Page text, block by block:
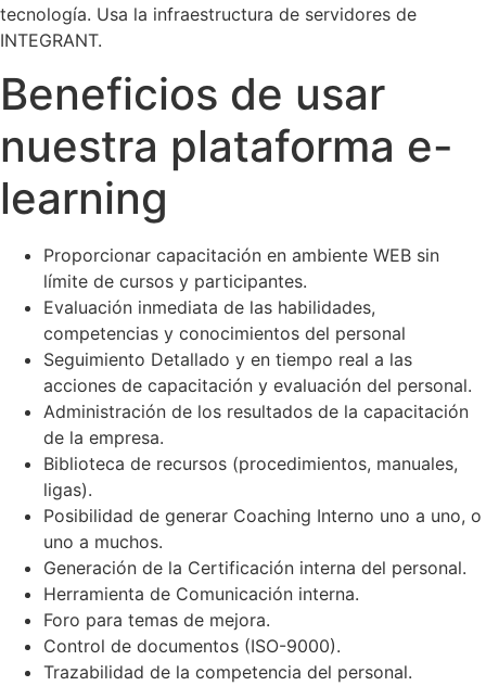
tecnología. Usa la infraestructura de servidores de
INTEGRANT.
Beneficios de usar
nuestra plataforma e-
learning
Proporcionar capacitación en ambiente WEB sin
límite de cursos y participantes.
Evaluación inmediata de las habilidades,
competencias y conocimientos del personal
Seguimiento Detallado y en tiempo real a las
acciones de capacitación y evaluación del personal.
Administración de los resultados de la capacitación
de la empresa.
Biblioteca de recursos (procedimientos, manuales,
ligas).
Posibilidad de generar Coaching Interno uno a uno, o
uno a muchos.
Generación de la Certificación interna del personal.
Herramienta de Comunicación interna.
Foro para temas de mejora.
Control de documentos (ISO-9000).
Trazabilidad de la competencia del personal.